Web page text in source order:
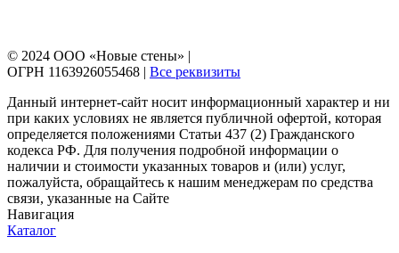
© 2024 ООО «Новые стены» |
ОГРН 1163926055468 | Все реквизиты
Данный интернет-сайт носит информационный характер и ни
при каких условиях не является публичной офертой, которая
определяется положениями Статьи 437 (2) Гражданского
кодекса РФ. Для получения подробной информации о
наличии и стоимости указанных товаров и (или) услуг,
пожалуйста, обращайтесь к нашим менеджерам по средства
связи, указанные на Сайте
Навигация
Каталог